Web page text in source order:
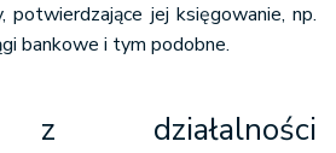
potwierdzające jej księgowanie, np.
bankowe i tym podobne.
z działalności